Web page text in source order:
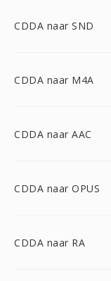
CDDA naar SND
CDDA naar M4A
CDDA naar AAC
CDDA naar OPUS
CDDA naar RA